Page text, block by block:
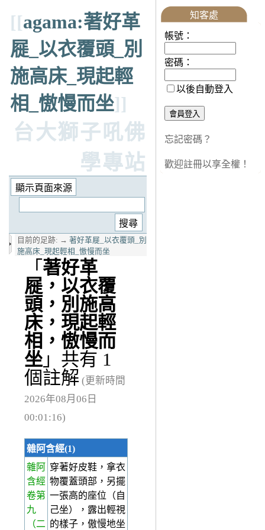
[[agama:著好革
屣_以衣覆頭_別
施高床_現起輕
相_慠慢而坐]]
台大獅子吼佛
學專站
目前的足跡: → 著好革屣_以衣覆頭_別
施高床_現起輕相_慠慢而坐
「 著好革
屣，以衣覆
頭，別施高
床，現起輕
相，慠慢而
坐 」共有 1
個註解 (更新時間
2026年08月06日
00:01:16)
雜阿含經(1)
雜阿
含經
卷第
九
（二
穿著好皮鞋，拿衣
物覆蓋頭部，另擺
一張高的座位（自
己坐），露出輕視
的樣子，傲慢地坐
知客處
帳號：
密碼：
以後自動登入
忘記密碼？
歡迎註冊以享全權！